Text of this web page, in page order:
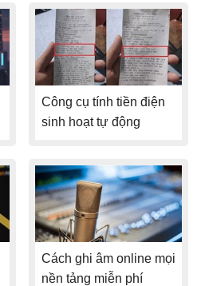
Công cụ tính tiền điện
sinh hoạt tự động
Cách ghi âm online mọi
nền tảng miễn phí